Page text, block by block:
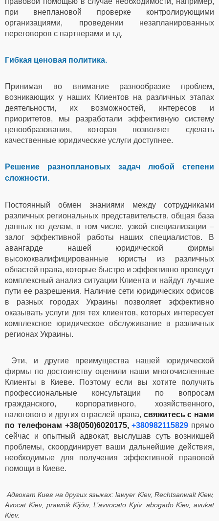
при внеплановой проверке контролирующими
организациями, проведении незапланированных
переговоров с партнерами и т.д.
Гибкая ценовая политика.
Принимая во внимание разнообразие проблем,
возникающих у наших Клиентов на различных этапах
деятельности, их возможностей, интересов и
приоритетов, мы разработали эффективную систему
ценообразования, которая позволяет сделать
качественные юридические услуги доступнее.
Решение разноплановых задач любой степени
сложности.
Постоянный обмен знаниями между сотрудниками
различных региональных представительств, общая база
данных по делам, в том числе, узкой специализации –
залог эффективной работы наших специалистов. В
авангарде нашей юридической фирмы
высококвалифицированные юристы из различных
областей права, которые быстро и эффективно проведут
комплексный анализ ситуации Клиента и найдут лучшие
пути ее разрешения. Наличие сети юридических офисов
в разных городах Украины позволяет эффективно
оказывать услуги для тех клиентов, которых интересует
комплексное юридическое обслуживание в различных
регионах Украины.
Эти, и другие преимущества нашей юридической
фирмы по достоинству оценили наши многочисленные
Клиенты в Киеве. Поэтому если вы хотите получить
профессиональные консультации по вопросам
гражданского, корпоративного, хозяйственного,
налогового и других отраслей права, свяжитесь с нами
по телефонам +38(050)6020175,+380982115829 прямо
сейчас и опытный адвокат, выслушав суть возникшей
проблемы, скоординирует ваши дальнейшие действия,
необходимые для получения эффективной правовой
помощи в Киеве.
Адвокат Киев на других языках: lawyer Kiev, Rechtsanwalt Kiew,
Avocat Kiev, prawnik Kijów, L’avvocato Kyiv, abogado Kiev, avukat
Kiev.